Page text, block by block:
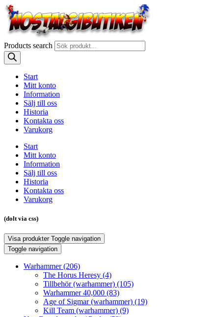
Products search
Start
Mitt konto
Information
Sälj till oss
Historia
Kontakta oss
Varukorg
Start
Mitt konto
Information
Sälj till oss
Historia
Kontakta oss
Varukorg
(dolt via css)
Visa produkter Toggle navigation
Toggle navigation
Warhammer(206)
The Horus Heresy (4)
Tillbehör (warhammer) (105)
Warhammer 40,000 (83)
Age of Sigmar (warhammer) (19)
Kill Team (warhammer) (9)